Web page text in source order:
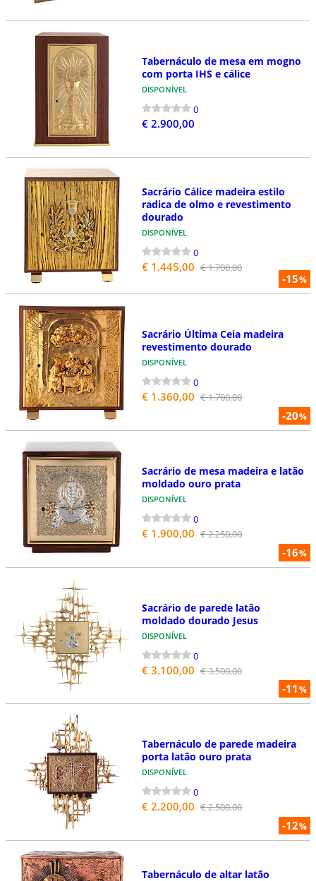
Tabernáculo de mesa em mogno
com porta IHS e cálice
DISPONÍVEL
0
€ 2.900,00
-15%
Sacrário Cálice madeira estilo
radica de olmo e revestimento
dourado
DISPONÍVEL
0
€ 1.445,00 € 1.700,00
-20%
Sacrário Última Ceia madeira
revestimento dourado
DISPONÍVEL
0
€ 1.360,00 € 1.700,00
-16%
Sacrário de mesa madeira e latão
moldado ouro prata
DISPONÍVEL
0
€ 1.900,00 € 2.250,00
-11%
Sacrário de parede latão
moldado dourado Jesus
DISPONÍVEL
0
€ 3.100,00 € 3.500,00
-12%
Tabernáculo de parede madeira
porta latão ouro prata
DISPONÍVEL
0
€ 2.200,00 € 2.500,00
Tabernáculo de altar latão